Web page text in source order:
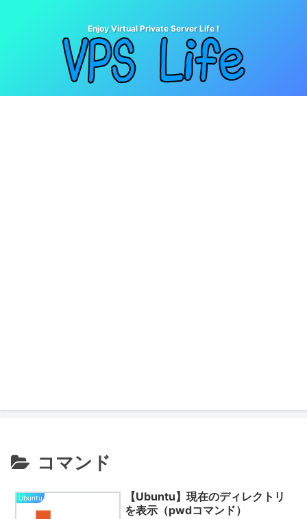
Enjoy Virtual Private Server Life !
コマンド
Ubuntu
【Ubuntu】現在のディレクトリ
を表示（pwdコマンド）